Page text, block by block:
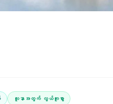
လူနာအတွက် လွယ်ကူစွာ